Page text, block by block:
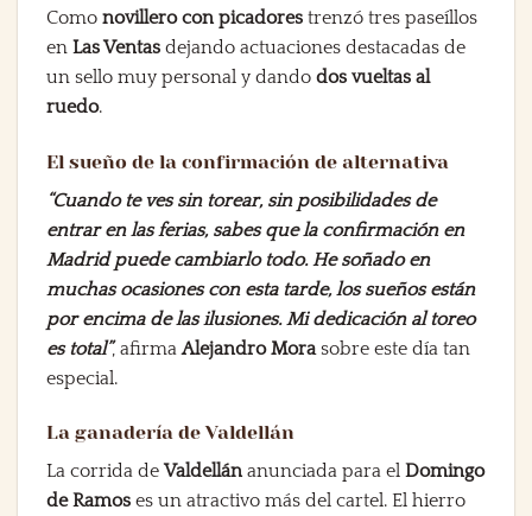
Como novillero con picadores trenzó tres paseíllos
en Las Ventas dejando actuaciones destacadas de
un sello muy personal y dando dos vueltas al
ruedo.
El sueño de la confirmación de alternativa
“Cuando te ves sin torear, sin posibilidades de
entrar en las ferias, sabes que la confirmación en
Madrid puede cambiarlo todo. He soñado en
muchas ocasiones con esta tarde, los sueños están
por encima de las ilusiones. Mi dedicación al toreo
es total”, afirma Alejandro Mora sobre este día tan
especial.
La ganadería de Valdellán
La corrida de Valdellánanunciada para el Domingo
de Ramos es un atractivo más del cartel. El hierro